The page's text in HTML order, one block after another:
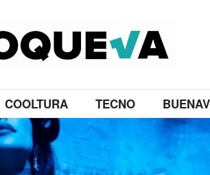
COOLTURA TECNO